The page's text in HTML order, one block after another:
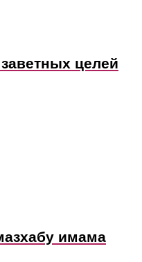
целей
имама